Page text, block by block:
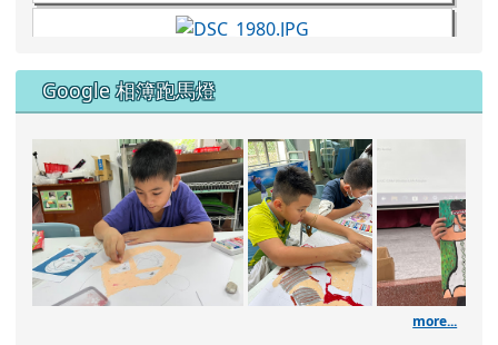
DSC_1949.JPG